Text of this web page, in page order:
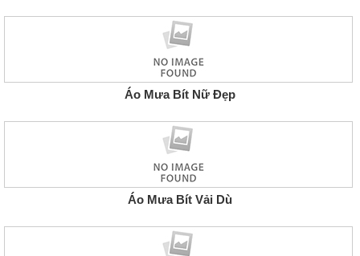
Áo Mưa Bít Nữ Đẹp
Áo Mưa Bít Vải Dù